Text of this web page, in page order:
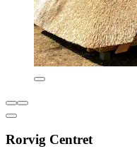
Rorvig Centret